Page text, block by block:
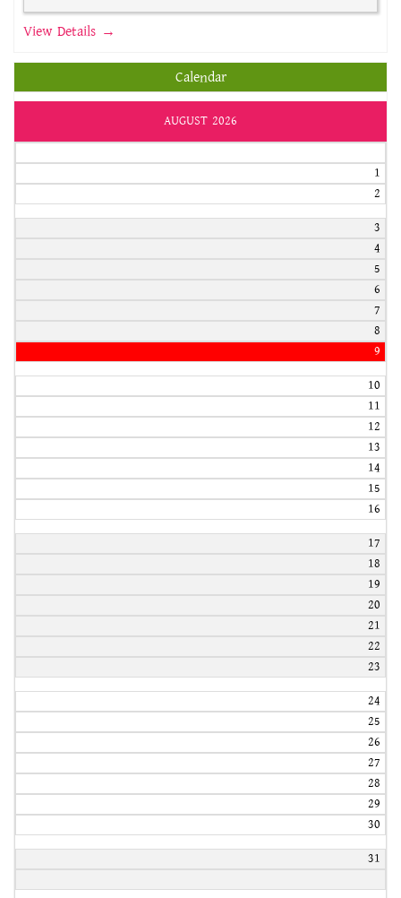
View Details →
Calendar
AUGUST 2026
1
2
3
4
5
6
7
8
9
10
11
12
13
14
15
16
17
18
19
20
21
22
23
24
25
26
27
28
29
30
31